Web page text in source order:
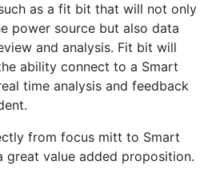
as a fit bit that will not only
power source but also data
and analysis. Fit bit will
ability connect to a Smart
time analysis and feedback
from focus mitt to Smart
great value added proposition.